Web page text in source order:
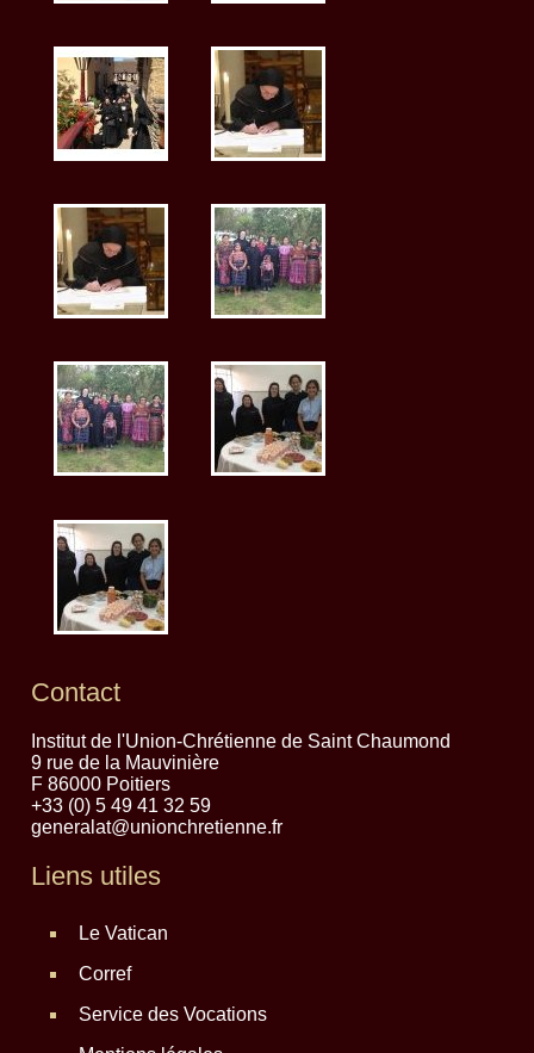
Contact
Institut de l'Union-Chrétienne de Saint Chaumond
9 rue de la Mauvinière
F 86000 Poitiers
+33 (0) 5 49 41 32 59
generalat@unionchretienne.fr
Liens utiles
Le Vatican
Corref
Service des Vocations